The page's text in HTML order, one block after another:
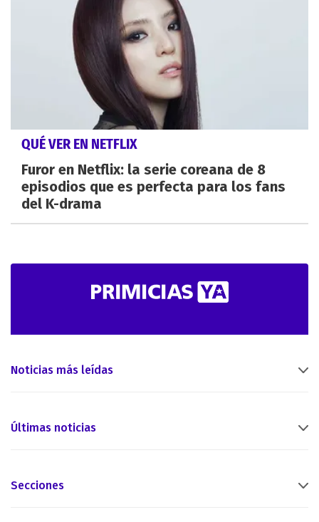
QUÉ VER EN NETFLIX
Furor en Netflix: la serie coreana de 8
episodios que es perfecta para los fans
del K-drama
Noticias más leídas
Últimas noticias
Secciones